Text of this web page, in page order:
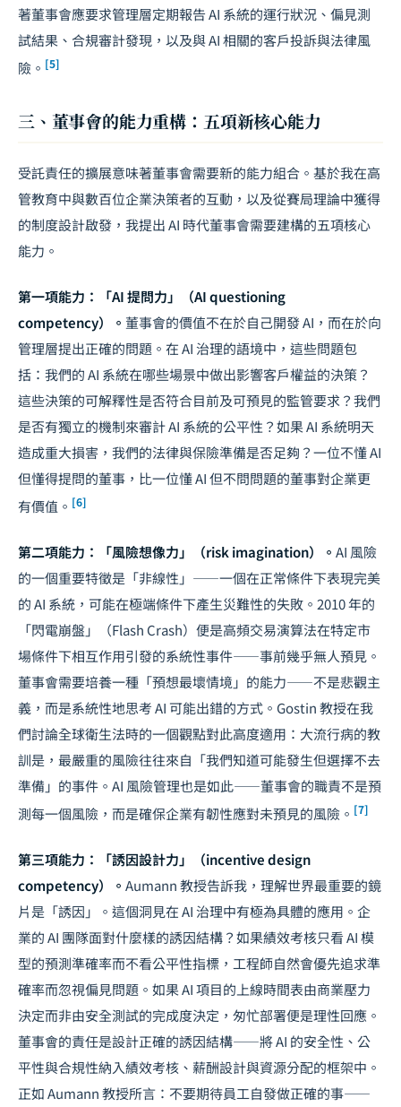
著董事會應要求管理層定期報告 AI 系統的運行狀況、偏見測
試結果、合規審計發現，以及與 AI 相關的客戶投訴與法律風
險。 [5]
三、董事會的能力重構：五項新核心能力
受託責任的擴展意味著董事會需要新的能力組合。基於我在高
管教育中與數百位企業決策者的互動，以及從賽局理論中獲得
的制度設計啟發，我提出 AI 時代董事會需要建構的五項核心
能力。
第一項能力：「AI 提問力」（AI questioning
competency）。 董事會的價值不在於自己開發 AI，而在於向
管理層提出正確的問題。在 AI 治理的語境中，這些問題包
括：我們的 AI 系統在哪些場景中做出影響客戶權益的決策？
這些決策的可解釋性是否符合目前及可預見的監管要求？我們
是否有獨立的機制來審計 AI 系統的公平性？如果 AI 系統明天
造成重大損害，我們的法律與保險準備是否足夠？一位不懂 AI
但懂得提問的董事，比一位懂 AI 但不問問題的董事對企業更
有價值。 [6]
第二項能力：「風險想像力」（risk imagination）。 AI 風險
的一個重要特徵是「非線性」——一個在正常條件下表現完美
的 AI 系統，可能在極端條件下產生災難性的失敗。2010 年的
「閃電崩盤」（Flash Crash）便是高頻交易演算法在特定市
場條件下相互作用引發的系統性事件——事前幾乎無人預見。
董事會需要培養一種「預想最壞情境」的能力——不是悲觀主
義，而是系統性地思考 AI 可能出錯的方式。Gostin 教授在我
們討論全球衛生法時的一個觀點對此高度適用：大流行病的教
訓是，最嚴重的風險往往來自「我們知道可能發生但選擇不去
準備」的事件。AI 風險管理也是如此——董事會的職責不是預
測每一個風險，而是確保企業有韌性應對未預見的風險。 [7]
第三項能力：「誘因設計力」（incentive design
competency）。 Aumann 教授告訴我，理解世界最重要的鏡
片是「誘因」。這個洞見在 AI 治理中有極為具體的應用。企
業的 AI 團隊面對什麼樣的誘因結構？如果績效考核只看 AI 模
型的預測準確率而不看公平性指標，工程師自然會優先追求準
確率而忽視偏見問題。如果 AI 項目的上線時間表由商業壓力
決定而非由安全測試的完成度決定，匆忙部署便是理性回應。
董事會的責任是設計正確的誘因結構——將 AI 的安全性、公
平性與合規性納入績效考核、薪酬設計與資源分配的框架中。
正如 Aumann 教授所言：不要期待員工自發做正確的事——